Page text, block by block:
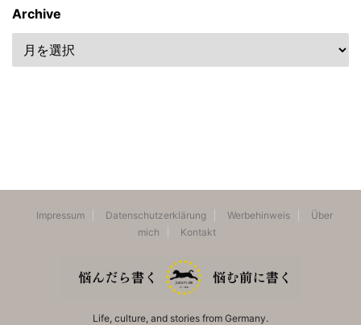
Archive
Impressum Datenschutzerklärung Werbehinweis
Über
mich
Kontakt
Life, culture, and stories from Germany.